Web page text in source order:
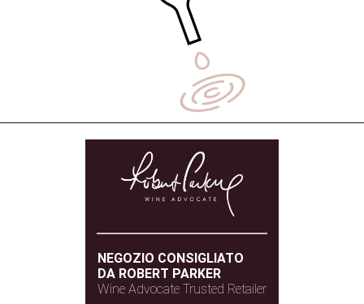
NEGOZIO CONSIGLIATO
DA ROBERT PARKER
Wine Advocate Trusted Retailer